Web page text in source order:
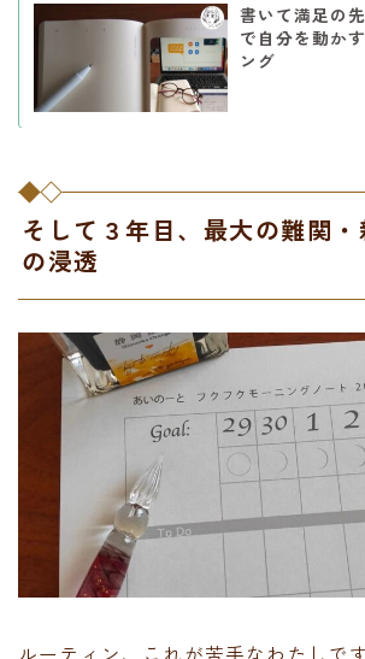
書いて満足の
で自分を動か
ング
そして３年目、最大の難関
の浸透
ルーティン、これが苦手なわたしで